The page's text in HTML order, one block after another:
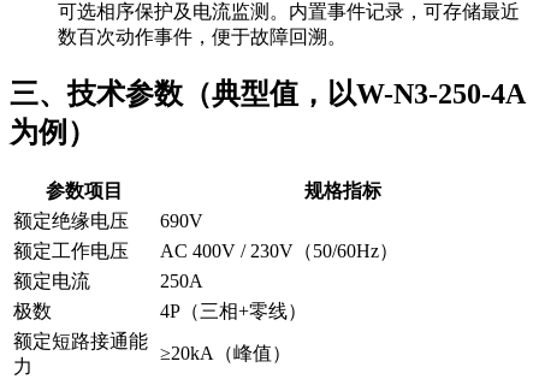
可选相序保护及电流监测。内置事件记录，可存储最近
数百次动作事件，便于故障回溯。
三、技术参数（典型值，以W-N3-250-4A
为例）
参数项目
规格指标
额定绝缘电压
690V
额定工作电压
AC 400V / 230V（50/60Hz）
额定电流
250A
极数
4P（三相+零线）
额定短路接通能
力
≥20kA（峰值）